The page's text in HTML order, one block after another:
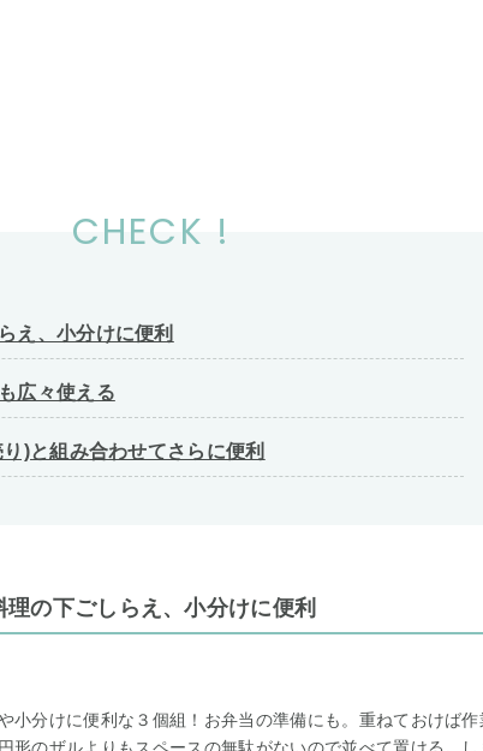
CHECK !
え、小分けに便利
広々使える
)と組み合わせてさらに便利
理の下ごしらえ、小分けに便利
小分けに便利な３個組！お弁当の準備にも。重ねておけば作